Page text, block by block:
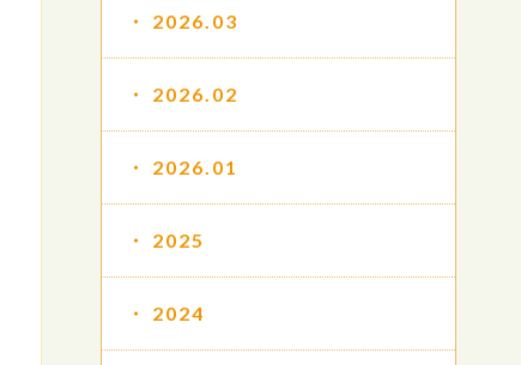
2026.03
2026.02
2026.01
2025
2024